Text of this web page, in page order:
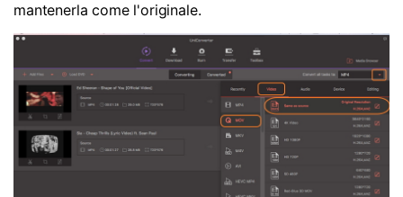
mantenerla come l'originale.